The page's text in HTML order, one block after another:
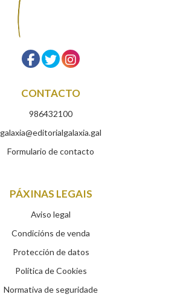
CONTACTO
986432100
galaxia@editorialgalaxia.gal
Formulario de contacto
PÁXINAS LEGAIS
Aviso legal
Condicións de venda
Protección de datos
Política de Cookies
Normativa de seguridade